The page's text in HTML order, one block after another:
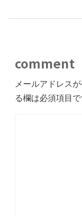
comment
メールアドレス
る欄は必須項目で